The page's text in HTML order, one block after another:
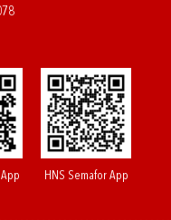
HNS Semafor App